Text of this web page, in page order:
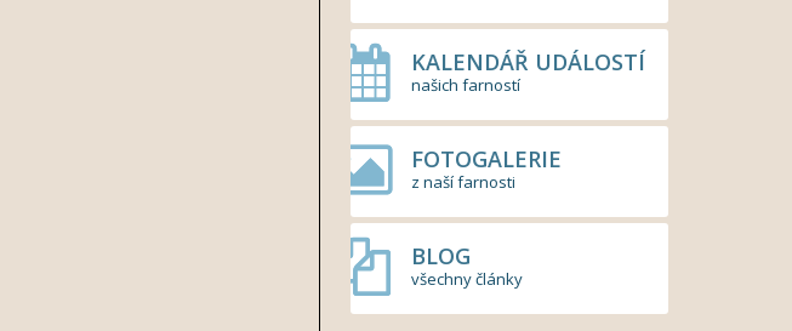
KALENDÁŘ UDÁLOSTÍ
našich farností
FOTOGALERIE
z naší farnosti
BLOG
všechny články